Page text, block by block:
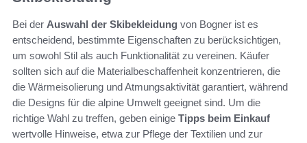
Bei der Auswahl der Skibekleidung von Bogner ist es
entscheidend, bestimmte Eigenschaften zu berücksichtigen,
um sowohl Stil als auch Funktionalität zu vereinen. Käufer
sollten sich auf die Materialbeschaffenheit konzentrieren, die
die Wärmeisolierung und Atmungsaktivität garantiert, während
die Designs für die alpine Umwelt geeignet sind. Um die
richtige Wahl zu treffen, geben einige Tipps beim Einkauf
wertvolle Hinweise, etwa zur Pflege der Textilien und zur